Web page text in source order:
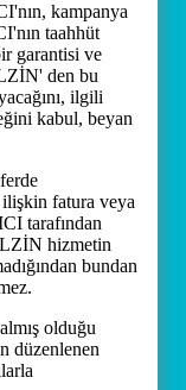
kampanya
taahhüt
garantisi ve
den bu
ilgili
kabul, beyan
fatura veya
tarafından
hizmetin
bundan
olduğu
düzenlenen